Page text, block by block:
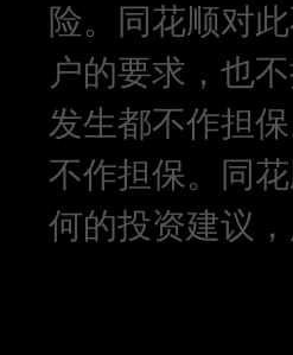
险。同花顺对
户的要求，也
发生都不作担
不作担保。同
何的投资建议